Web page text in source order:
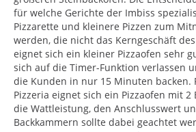
für welche Gerichte der Imbiss
Pizzarette und kleinere Pizzen zum
werden, die nicht das Kerngeschäft
eignet sich ein kleiner Pizzaofen sehr
sich auf die Timer-Funktion verlassen
die Kunden in nur 15 Minuten backen.
Pizzeria eignet sich ein Pizzaofen mit 2
die Wattleistung, den Anschlusswert
Backkammern sollte dabei geachtet